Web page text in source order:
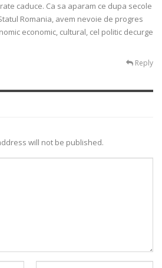
caduce. Ca sa aparam ce dupa secole
Romania, avem nevoie de progres
economic, cultural, cel politic decurge
Reply
will not be published.